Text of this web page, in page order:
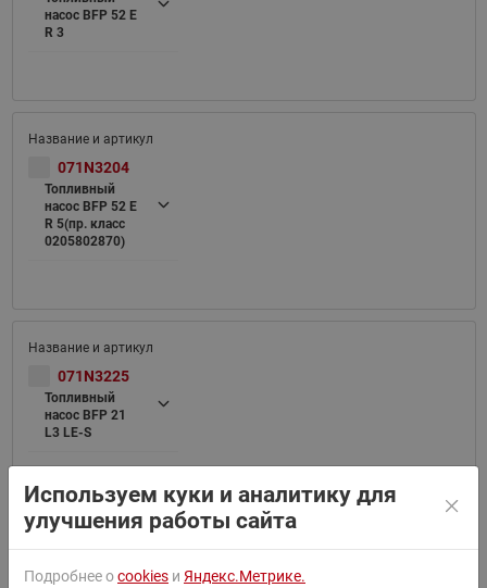
насос BFP 52 E
R 3
071N3204
Топливный
насос BFP 52 E
R 5(пр. класс
0205802870)
071N3225
Топливный
насос BFP 21
L3 LE-S
071N7126
Используем куки и аналитику для
улучшения работы сайта
Подробнее оcookies и Яндекс.Метрике.